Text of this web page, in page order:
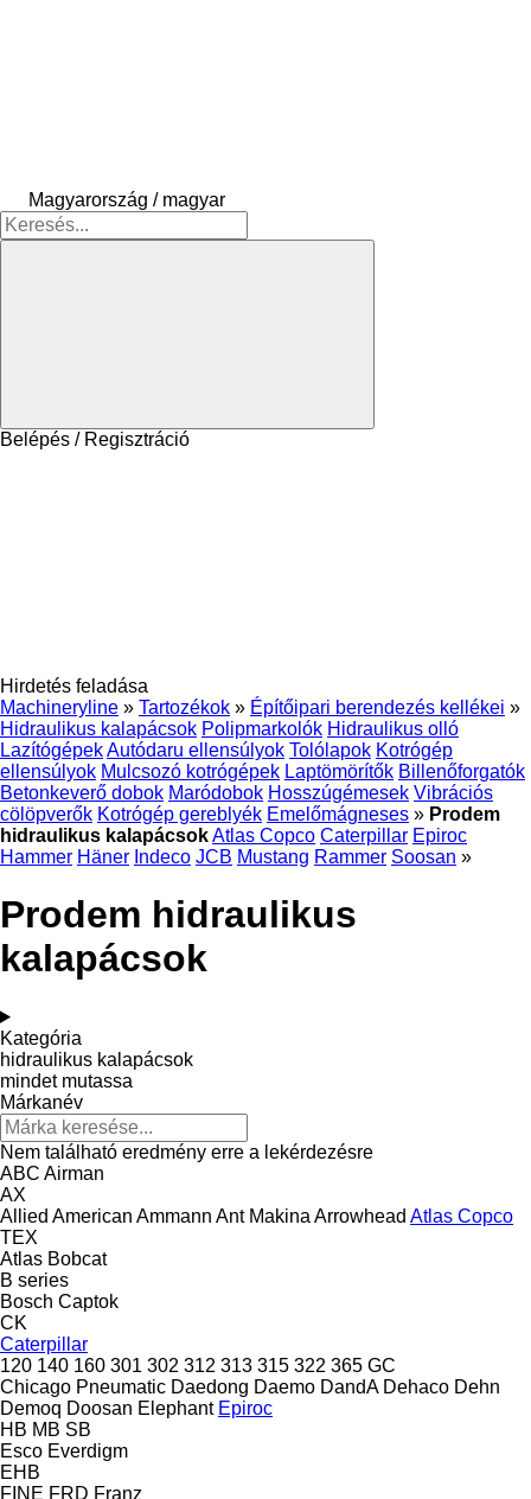
Magyarország / magyar
Belépés / Regisztráció
Hirdetés feladása
Machineryline » Tartozékok » Építőipari berendezés kellékei »
Hidraulikus kalapácsok Polipmarkolók Hidraulikus olló
LazítógépekAutódaru ellensúlyok Tolólapok Kotrógép
ellensúlyok Mulcsozó kotrógépek Laptömörítők Billenőforgatók
Betonkeverő dobok Maródobok Hosszúgémesek Vibrációs
cölöpverők Kotrógép gereblyék Emelőmágneses » Prodem
hidraulikus kalapácsokAtlas Copco Caterpillar Epiroc
Hammer Häner Indeco JCB Mustang Rammer Soosan »
Prodem hidraulikus
kalapácsok
Kategória
hidraulikus kalapácsok
mindet mutassa
Márkanév
Nem található eredmény erre a lekérdezésre
ABC Airman
AX
Allied American Ammann Ant Makina Arrowhead Atlas Copco
TEX
Atlas Bobcat
B series
Bosch Captok
CK
Caterpillar
120 140 160 301 302 312 313 315 322 365 GC
Chicago Pneumatic Daedong Daemo DandA Dehaco Dehn
Demoq Doosan Elephant Epiroc
HB MB SB
Esco Everdigm
EHB
FINE FRD Franz